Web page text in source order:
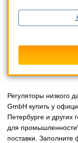
Регуляторы низкого
GmbH купить у
Петербурге и
для
поставки.